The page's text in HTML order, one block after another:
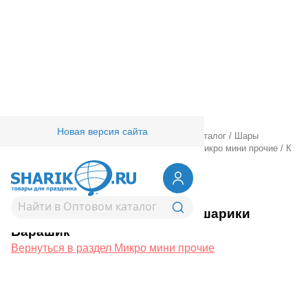
Новая версия сайта
Товары для праздника/ Оптовый каталог /
Шары
Микро мини прочие / К
М/ФИГУРА Малышарики Барашик
1206-1738К М/ФИГУРА Малышарики
Барашик
Вернуться в раздел Микро мини прочие